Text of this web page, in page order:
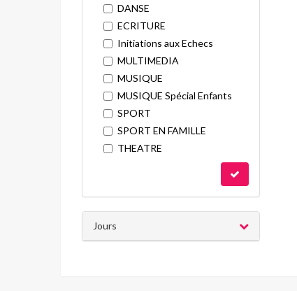
DANSE
ECRITURE
Initiations aux Echecs
MULTIMEDIA
MUSIQUE
MUSIQUE Spécial Enfants
SPORT
SPORT EN FAMILLE
THEATRE
Jours